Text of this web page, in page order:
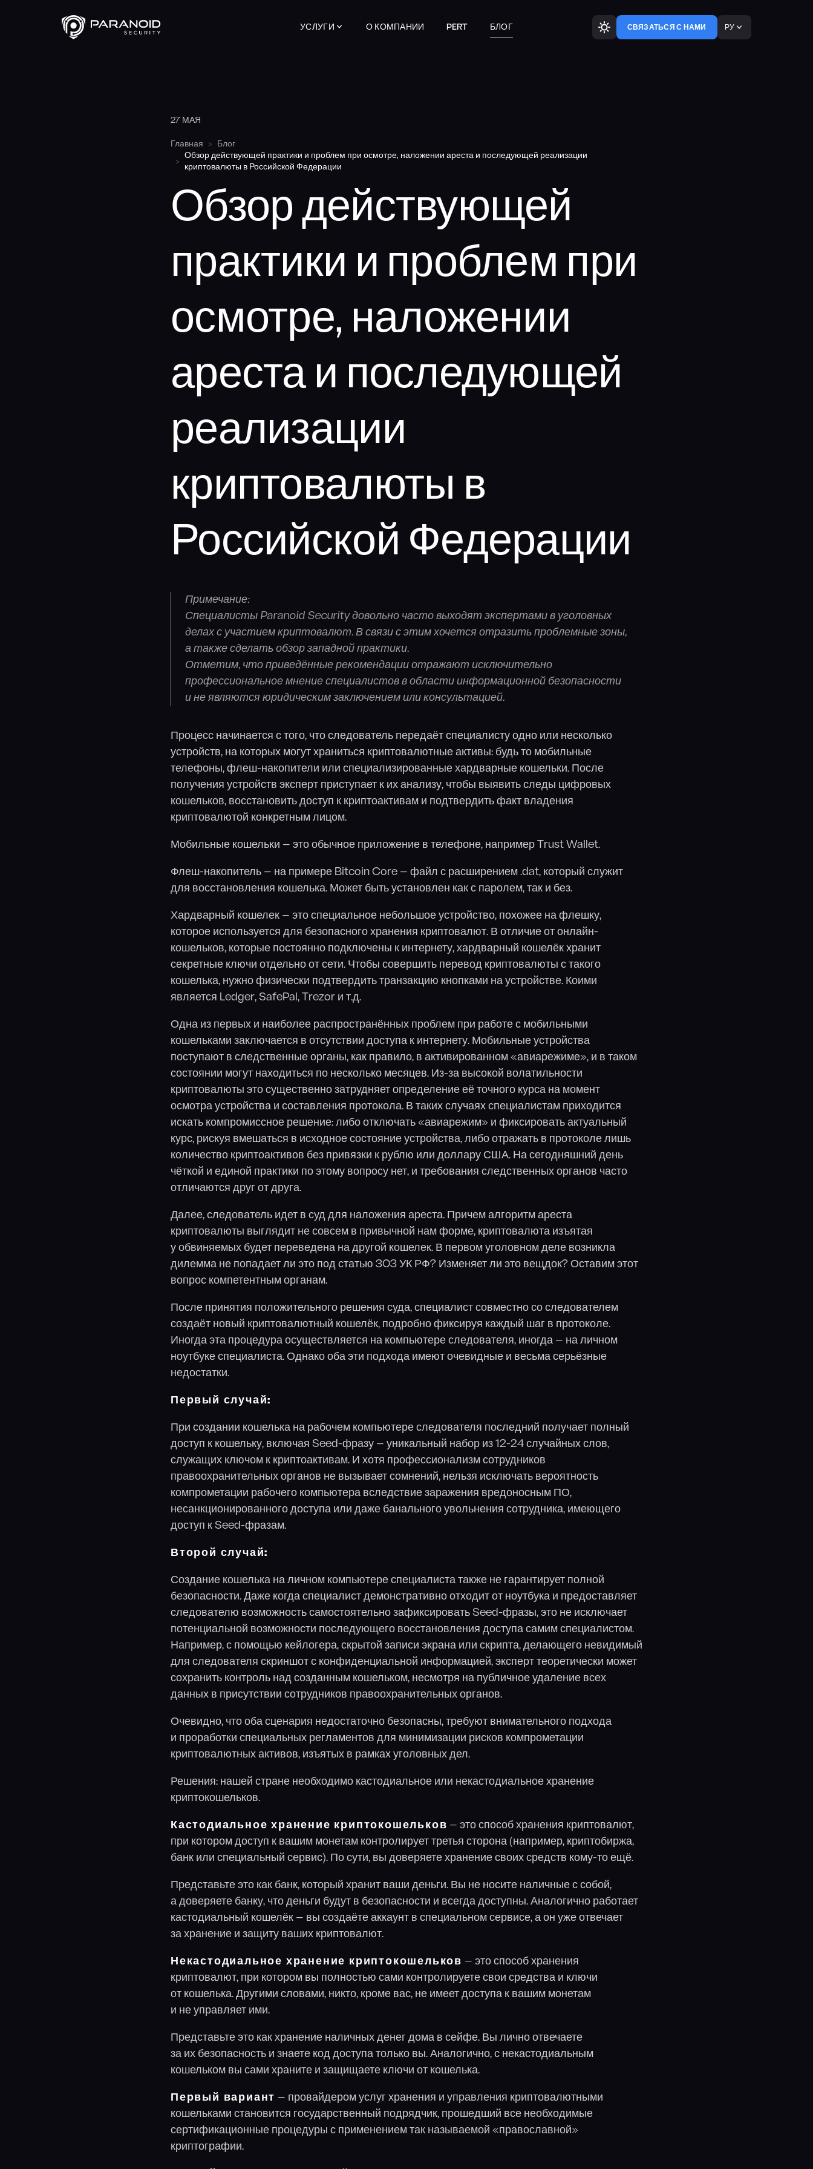
УСЛУГИ О КОМПАНИИ PERT БЛОГ СВЯЗАТЬСЯ С НАМИ РУ
27 МАЯ
Главная
Блог
Обзор действующей практики и проблем при осмотре, наложении ареста и последующей реализации
криптовалюты в Российской Федерации
Обзор действующей
практики и проблем при
осмотре, наложении
ареста и последующей
реализации
криптовалюты в
Российской Федерации
Примечание:
Специалисты Paranoid Security довольно часто выходят экспертами в уголовных
делах с участием криптовалют. В связи с этим хочется отразить проблемные зоны,
а также сделать обзор западной практики.
Отметим, что приведённые рекомендации отражают исключительно
профессиональное мнение специалистов в области информационной безопасности
и не являются юридическим заключением или консультацией.
Процесс начинается с того, что следователь передаёт специалисту одно или несколько
устройств, на которых могут храниться криптовалютные активы: будь то мобильные
телефоны, флеш-накопители или специализированные хардварные кошельки. После
получения устройств эксперт приступает к их анализу, чтобы выявить следы цифровых
кошельков, восстановить доступ к криптоактивам и подтвердить факт владения
криптовалютой конкретным лицом.
Мобильные кошельки — это обычное приложение в телефоне, например Trust Wallet.
Флеш-накопитель — на примере Bitcoin Core — файл с расширением .dat, который служит
для восстановления кошелька. Может быть установлен как с паролем, так и без.
Хардварный кошелек — это специальное небольшое устройство, похожее на флешку,
которое используется для безопасного хранения криптовалют. В отличие от онлайн-
кошельков, которые постоянно подключены к интернету, хардварный кошелёк хранит
секретные ключи отдельно от сети. Чтобы совершить перевод криптовалюты с такого
кошелька, нужно физически подтвердить транзакцию кнопками на устройстве. Коими
является Ledger, SafePal, Trezor и т.д.
Одна из первых и наиболее распространённых проблем при работе с мобильными
кошельками заключается в отсутствии доступа к интернету. Мобильные устройства
поступают в следственные органы, как правило, в активированном «авиарежиме», и в таком
состоянии могут находиться по несколько месяцев. Из-за высокой волатильности
криптовалюты это существенно затрудняет определение её точного курса на момент
осмотра устройства и составления протокола. В таких случаях специалистам приходится
искать компромиссное решение: либо отключать «авиарежим» и фиксировать актуальный
курс, рискуя вмешаться в исходное состояние устройства, либо отражать в протоколе лишь
количество криптоактивов без привязки к рублю или доллару США. На сегодняшний день
чёткой и единой практики по этому вопросу нет, и требования следственных органов часто
отличаются друг от друга.
Далее, следователь идет в суд для наложения ареста. Причем алгоритм ареста
криптовалюты выглядит не совсем в привычной нам форме, криптовалюта изъятая
у обвиняемых будет переведена на другой кошелек. В первом уголовном деле возникла
дилемма не попадает ли это под статью 303 УК РФ? Изменяет ли это вещдок? Оставим этот
вопрос компетентным органам.
После принятия положительного решения суда, специалист совместно со следователем
создаёт новый криптовалютный кошелёк, подробно фиксируя каждый шаг в протоколе.
Иногда эта процедура осуществляется на компьютере следователя, иногда — на личном
ноутбуке специалиста. Однако оба эти подхода имеют очевидные и весьма серьёзные
недостатки.
Первый случай:
При создании кошелька на рабочем компьютере следователя последний получает полный
доступ к кошельку, включая Seed-фразу — уникальный набор из 12-24 случайных слов,
служащих ключом к криптоактивам. И хотя профессионализм сотрудников
правоохранительных органов не вызывает сомнений, нельзя исключать вероятность
компрометации рабочего компьютера вследствие заражения вредоносным ПО,
несанкционированного доступа или даже банального увольнения сотрудника, имеющего
доступ к Seed-фразам.
Второй случай:
Создание кошелька на личном компьютере специалиста также не гарантирует полной
безопасности. Даже когда специалист демонстративно отходит от ноутбука и предоставляет
следователю возможность самостоятельно зафиксировать Seed-фразы, это не исключает
потенциальной возможности последующего восстановления доступа самим специалистом.
Например, с помощью кейлогера, скрытой записи экрана или скрипта, делающего невидимый
для следователя скриншот с конфиденциальной информацией, эксперт теоретически может
сохранить контроль над созданным кошельком, несмотря на публичное удаление всех
данных в присутствии сотрудников правоохранительных органов.
Очевидно, что оба сценария недостаточно безопасны, требуют внимательного подхода
и проработки специальных регламентов для минимизации рисков компрометации
криптовалютных активов, изъятых в рамках уголовных дел.
Решения: нашей стране необходимо кастодиальное или некастодиальное хранение
криптокошельков.
Кастодиальное хранение криптокошельков — это способ хранения криптовалют,
при котором доступ к вашим монетам контролирует третья сторона (например, криптобиржа,
банк или специальный сервис). По сути, вы доверяете хранение своих средств кому-то ещё.
Представьте это как банк, который хранит ваши деньги. Вы не носите наличные с собой,
а доверяете банку, что деньги будут в безопасности и всегда доступны. Аналогично работает
кастодиальный кошелёк — вы создаёте аккаунт в специальном сервисе, а он уже отвечает
за хранение и защиту ваших криптовалют.
Некастодиальное хранение криптокошельков — это способ хранения
криптовалют, при котором вы полностью сами контролируете свои средства и ключи
от кошелька. Другими словами, никто, кроме вас, не имеет доступа к вашим монетам
и не управляет ими.
Представьте это как хранение наличных денег дома в сейфе. Вы лично отвечаете
за их безопасность и знаете код доступа только вы. Аналогично, с некастодиальным
кошельком вы сами храните и защищаете ключи от кошелька.
Первый вариант — провайдером услуг хранения и управления криптовалютными
кошельками становится государственный подрядчик, прошедший все необходимые
сертификационные процедуры с применением так называемой «православной»
криптографии.